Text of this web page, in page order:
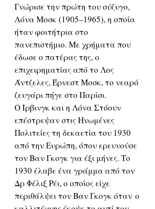
Γνώρισε την πρώτη του σύζυγο,
Λόνα Μοσκ (1905–1965), η οποία
ήταν φοιτήτρια στο
πανεπιστήμιο. Με χρήματα που
έδωσε ο πατέρας της, ο
επιχειρηματίας από το Λος
Άντζελες, Έρνεστ Μοσκ, το νεαρό
ζευγάρι πήγε στο Παρίσι.
Ο Ίρβινγκ και η Λόνα Στόουν
επέστρεψαν στις Ηνωμένες
Πολιτείες τη δεκαετία του 1930
από την Ευρώπη, όπου ερευνούσε
τον Βαν Γκογκ για έξι μήνες. Το
1930 έλαβε ένα γράμμα από τον
Δρ Φέλιξ Ρέι, ο οποίος είχε
περιθάλψει τον Βαν Γκογκ όταν ο